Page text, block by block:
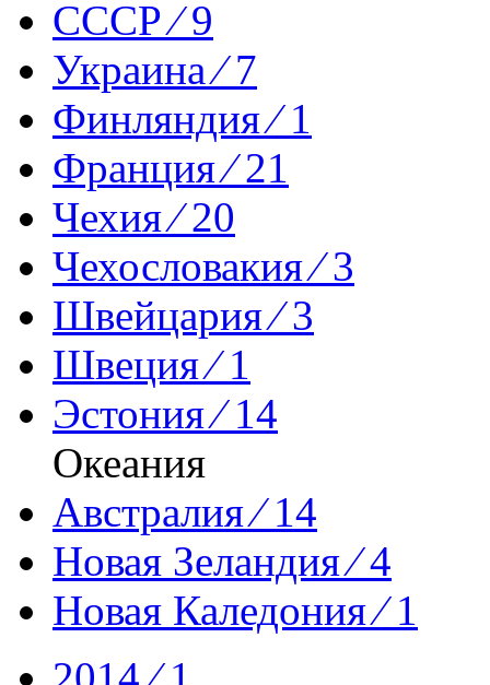
СССР ⁄ 9
Украина ⁄ 7
Финляндия ⁄ 1
Франция ⁄ 21
Чехия ⁄ 20
Чехословакия ⁄ 3
Швейцария ⁄ 3
Швеция ⁄ 1
Эстония ⁄ 14
Океания
Австралия ⁄ 14
Новая Зеландия ⁄ 4
Новая Каледония ⁄ 1